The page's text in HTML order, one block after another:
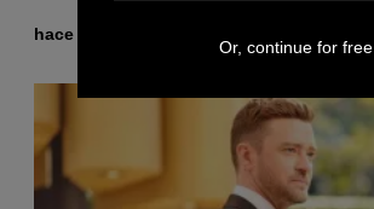
hace 2 minutos
Or, continue for free